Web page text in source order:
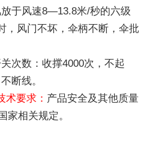
于风速8—13.8米/秒的六级
，风门不坏，伞柄不断，伞批
次数：收撑4000次，不起
断线。
术要求： 产品安全及其他质量
家相关规定。